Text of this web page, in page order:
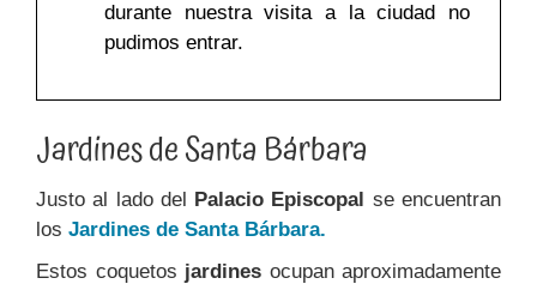
durante nuestra visita a la ciudad no
pudimos entrar.
Jardines de Santa Bárbara
Justo al lado del Palacio Episcopal se encuentran
los Jardines de Santa Bárbara.
Estos coquetos jardines ocupan aproximadamente